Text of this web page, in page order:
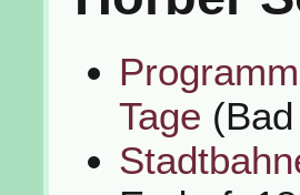
Tage